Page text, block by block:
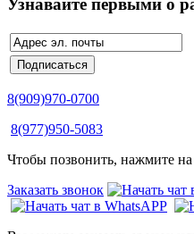
8(909)970-0700
8(977)950-5083
Чтобы позвонить, нажмите
Заказать звонок